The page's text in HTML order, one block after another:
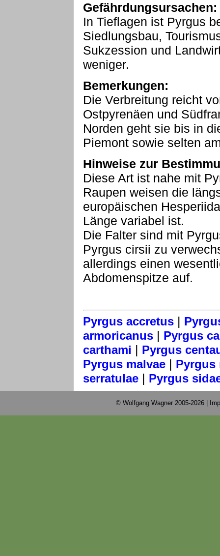
Gefährdungsursachen:
In Tieflagen ist Pyrgus
Siedlungsbau,
Sukzession und
weniger.
Bemerkungen:
Die Verbreitung reicht
Ostpyrenäen und
Norden geht sie bis in
Piemont sowie selten
Hinweise zur
Diese Art ist nahe mit
Raupen weisen die
europäischen
Länge variabel ist.
Die Falter sind mit
Pyrgus cirsii zu
allerdings einen
Abdomenspitze auf.
Pyrgus accretus |
armoricanus | Pyrgus
carthami | Pyrgus
Pyrgus malvae | Pyrgus
serratulae | Pyrgus
© Wolfgang Wagner 2005-2026 |